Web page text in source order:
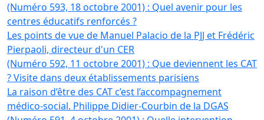
(Numéro 593, 18 octobre 2001) : Quel avenir pour les
centres éducatifs renforcés ?
Les points de vue de Manuel Palacio de la PJJ et Frédéric
Pierpaoli, directeur d'un CER
(Numéro 592, 11 octobre 2001) : Que deviennent les CAT
? Visite dans deux établissements parisiens
La raison d’être des CAT c’est l’accompagnement
médico-social. Philippe Didier-Courbin de la DGAS